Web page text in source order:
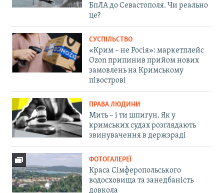
БпЛА до Севастополя. Чи реально
це?
СУСПІЛЬСТВО
«Крим – не Росія»: маркетплейс
Ozon припинив прийом нових
замовлень на Кримському
півострові
ПРАВА ЛЮДИНИ
Мить – і ти шпигун. Як у
кримських судах розглядають
звинувачення в держзраді
ФОТОГАЛЕРЕЇ
Краса Сімферопольського
водосховища та занедбаність
довкола